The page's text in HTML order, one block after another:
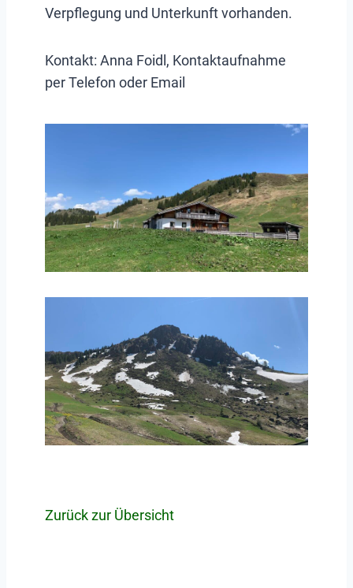
Verpflegung und Unterkunft vorhanden.
Kontakt: Anna Foidl, Kontaktaufnahme
per Telefon oder Email
Zurück zur Übersicht